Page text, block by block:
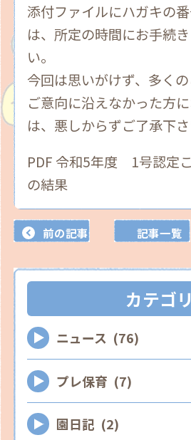
添付ファイルにハガキの
は、所定の時間にお手続
い。
今回は思いがけず、多くの
ご意向に沿えなかった方
は、悪しからずご了承下さ
PDF 令和5年度 1号認定
の結果
前の記事 記事一覧
カテゴリ
ニュース (76)
プレ保育 (7)
園日記 (2)